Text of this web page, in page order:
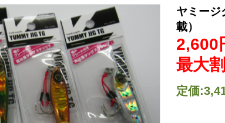
ヤミージ
載）
2,600
最大
定価